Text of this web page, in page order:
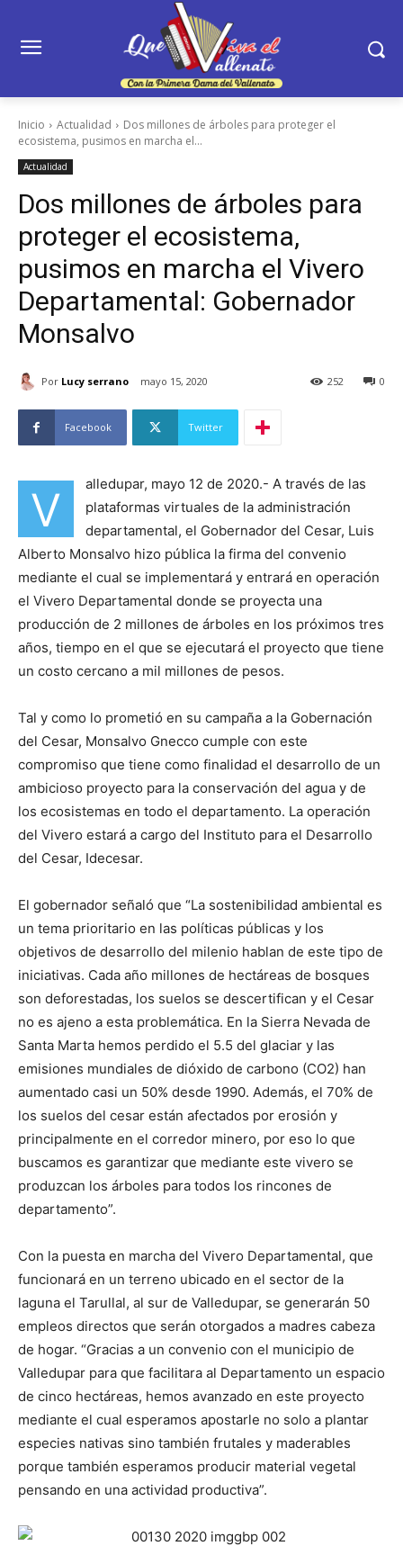
Inicio Actualidad
Dos millones de árboles para proteger el
ecosistema, pusimos en marcha el...
Actualidad
Dos millones de árboles para
proteger el ecosistema,
pusimos en marcha el Vivero
Departamental: Gobernador
Monsalvo
Por Lucy serrano mayo 15, 2020 0
252
Facebook Twitter
V
alledupar, mayo 12 de 2020.- A través de las
plataformas virtuales de la administración
departamental, el Gobernador del Cesar, Luis
Alberto Monsalvo hizo pública la firma del convenio
mediante el cual se implementará y entrará en operación
el Vivero Departamental donde se proyecta una
producción de 2 millones de árboles en los próximos tres
años, tiempo en el que se ejecutará el proyecto que tiene
un costo cercano a mil millones de pesos.
Tal y como lo prometió en su campaña a la Gobernación
del Cesar, Monsalvo Gnecco cumple con este
compromiso que tiene como finalidad el desarrollo de un
ambicioso proyecto para la conservación del agua y de
los ecosistemas en todo el departamento. La operación
del Vivero estará a cargo del Instituto para el Desarrollo
del Cesar, Idecesar.
El gobernador señaló que “La sostenibilidad ambiental es
un tema prioritario en las políticas públicas y los
objetivos de desarrollo del milenio hablan de este tipo de
iniciativas. Cada año millones de hectáreas de bosques
son deforestadas, los suelos se descertifican y el Cesar
no es ajeno a esta problemática. En la Sierra Nevada de
Santa Marta hemos perdido el 5.5 del glaciar y las
emisiones mundiales de dióxido de carbono (CO2) han
aumentado casi un 50% desde 1990. Además, el 70% de
los suelos del cesar están afectados por erosión y
principalmente en el corredor minero, por eso lo que
buscamos es garantizar que mediante este vivero se
produzcan los árboles para todos los rincones de
departamento”.
Con la puesta en marcha del Vivero Departamental, que
funcionará en un terreno ubicado en el sector de la
laguna el Tarullal, al sur de Valledupar, se generarán 50
empleos directos que serán otorgados a madres cabeza
de hogar. “Gracias a un convenio con el municipio de
Valledupar para que facilitara al Departamento un espacio
de cinco hectáreas, hemos avanzado en este proyecto
mediante el cual esperamos apostarle no solo a plantar
especies nativas sino también frutales y maderables
porque también esperamos producir material vegetal
pensando en una actividad productiva”.